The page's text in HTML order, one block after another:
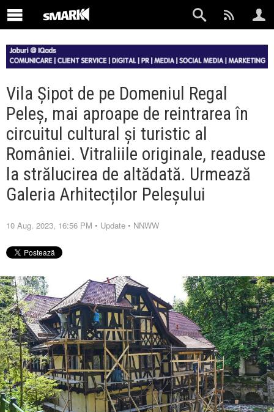
Vila Șipot de pe Domeniul Regal
Peleș, mai aproape de reintrarea în
circuitul cultural și turistic al
României. Vitraliile originale, readuse
la strălucirea de altădată. Urmează
Galeria Arhitecților Peleșului
10 Aug. 2023, 16:56 PM • Update • NNWW